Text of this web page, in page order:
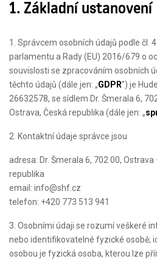
1. Základní ustanovení
1. Správcem osobních údajů podle čl.
parlamentu a Rady (EU) 2016/679 o
souvislosti se zpracováním osobních
těchto údajů (dále jen: „GDPR”) je
26632578, se sídlem Dr. Šmerala 6,
Ostrava, Česká republika (dále jen: „
2. Kontaktní údaje správce jsou
adresa: Dr. Šmerala 6, 702 00,
republika
email: info@shf.cz
telefon: +420 773 513 941
3. Osobními údaji se rozumí veškeré
nebo identifikovatelné fyzické osobě;
osobou je fyzická osoba, kterou lze